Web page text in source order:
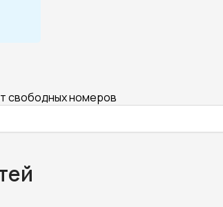
свободных номеров